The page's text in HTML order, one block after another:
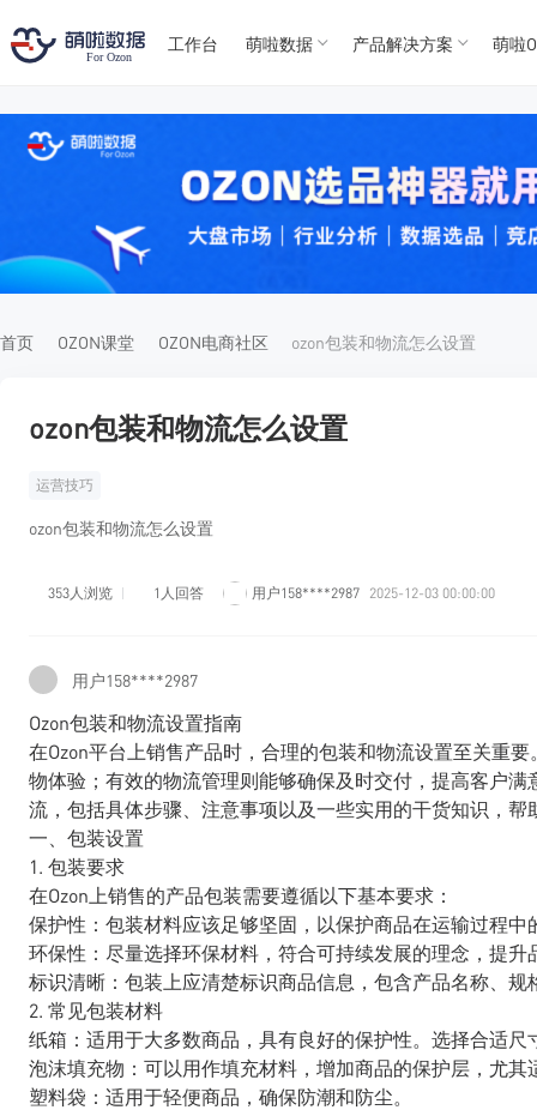
For
For
工作台 萌啦数据 产品解决方案 萌啦
首页 OZON课堂 OZON电商社区 ozon包装和物流怎么设置
ozon包装和物流怎么设置
运营技巧
ozon包装和物流怎么设置
353人浏览 1人回答 用户158****2987 2025-12-03 00:00:00
用户158****2987
Ozon包装和物流设置指南
在Ozon平台上销售产品时，合理的包装和物流设置至关重
物体验；有效的物流管理则能够确保及时交付，提高客户
流，包括具体步骤、注意事项以及一些实用的干货知识，帮
一、包装设置
1. 包装要求
在Ozon上销售的产品包装需要遵循以下基本要求：
保护性：包装材料应该足够坚固，以保护商品在运输过程中
环保性：尽量选择环保材料，符合可持续发展的理念，提升
标识清晰：包装上应清楚标识商品信息，包含产品名称、
2. 常见包装材料
纸箱：适用于大多数商品，具有良好的保护性。选择合适
泡沫填充物：可以用作填充材料，增加商品的保护层，尤其
塑料袋：适用于轻便商品，确保防潮和防尘。